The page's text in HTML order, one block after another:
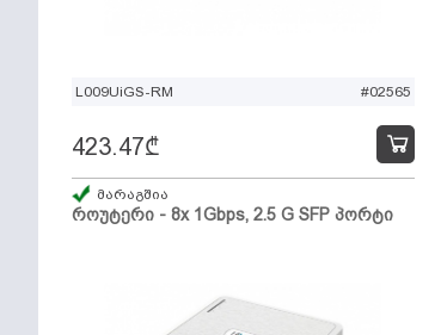
L009UiGS-RM #02565
როუტერი - 8x 1Gbps, 2.5 G SFP პორტი
423.47₾
მარაგშია